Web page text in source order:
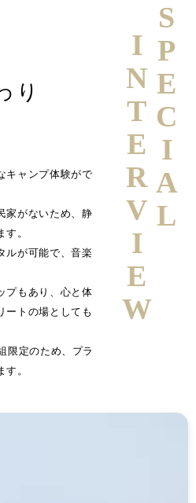
り
キャンプ体験がで
家がないため、静
。
ルが可能で、音楽
プもあり、心と体
ートの場としても
限定のため、プラ
。
SPECIAL
INTERVIEW